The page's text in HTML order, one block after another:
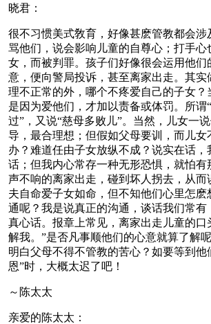
晓君：
很不习惯美式敎育，好像甚麽管教都会涉
骂他们，说会影响儿童的自尊心；打手心
女，而被判罪。孩子们好像很会运用他们
意，便向警局投诉，甚至离家出走。其实
理不正常的外，哪个不疼爱自己的子女？
是因为爱他们，才加以责备或体罚。所谓
过”，又说“慈母多败儿”。当然，儿女一
导，最合理想；但假如父母要训，而儿女
办？难道任由子女放纵不成？说实在话，
话；但我内心常存一种无形恐惧，就怕有
声不响的离家出走，碰到坏人拐去，从而
夫自命爱子女如命，但不知他们心里怎麽
通呢？我是说真正的沟通，谈话我们常有
真心话。报章上常见，离家出走儿童的口
解我。”是否凡事顺他们的心意就算了解
明白父母不得不管教的苦心？如要等到他
恩”时，大概太迟了吧！
～陈太太
亲爱的陈太太：